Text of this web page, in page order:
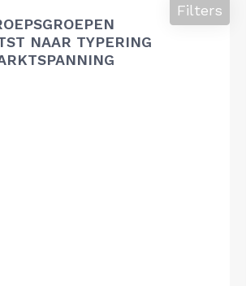
NAAR TYPERING
Filters